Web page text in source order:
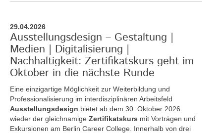
29.04.2026
Ausstellungsdesign – Gestaltung |
Medien | Digitalisierung |
Nachhaltigkeit: Zertifikatskurs geht im
Oktober in die nächste Runde
Eine einzigartige Möglichkeit zur Weiterbildung und
Professionalisierung im interdisziplinären Arbeitsfeld
Ausstellungsdesign bietet ab dem 30. Oktober 2026
wieder der gleichnamige Zertifikatskurs mit Vorträgen und
Exkursionen am Berlin Career College. Innerhalb von drei